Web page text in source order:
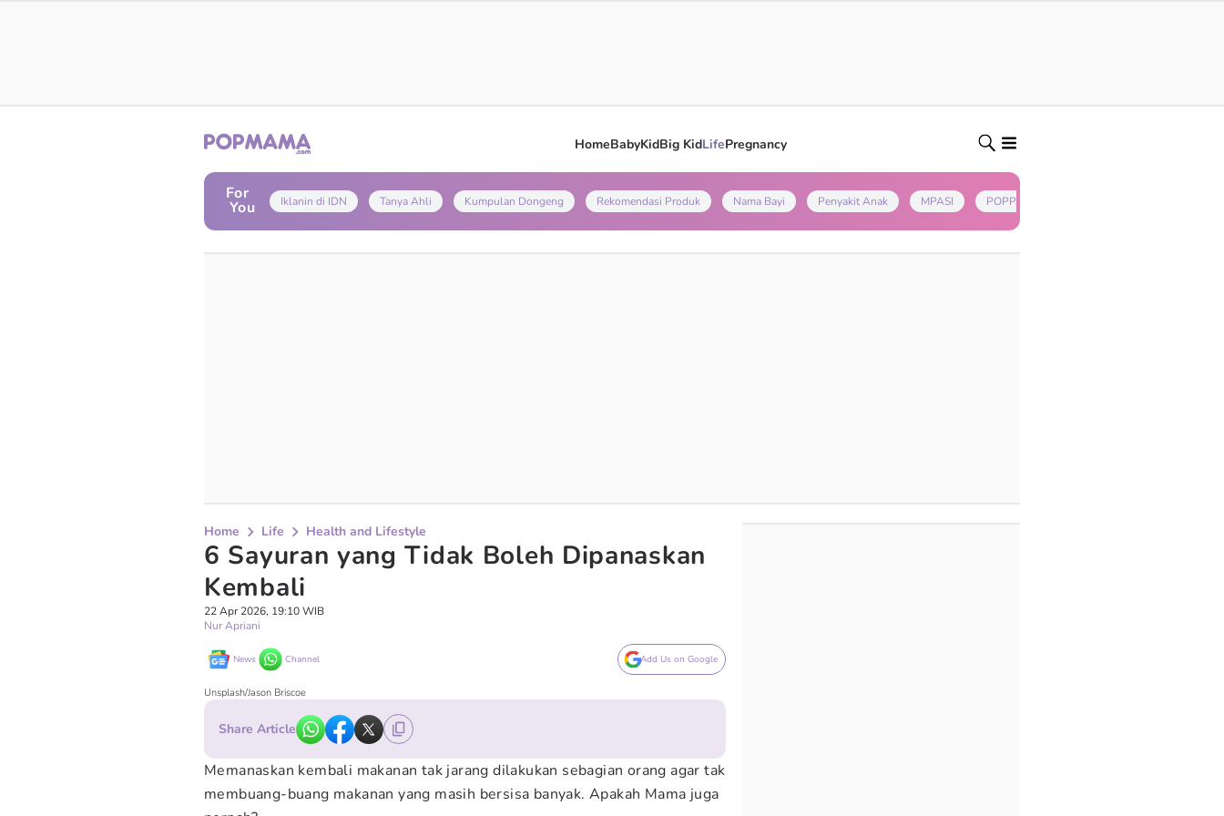
HomeBabyKidBig KidLifePregnancy
For
You Iklanin di IDN Tanya Ahli Kumpulan Dongeng Rekomendasi Produk Nama Bayi Penyakit Anak MPASI POPPAPA
Home Life Health and Lifestyle
6 Sayuran yang Tidak Boleh Dipanaskan
Kembali
22 Apr 2026, 19:10 WIB
Nur Apriani
News Channel Add Us on Google
Unsplash/Jason Briscoe
Share Article
Memanaskan kembali makanan tak jarang dilakukan sebagian orang agar tak
membuang-buang makanan yang masih bersisa banyak. Apakah Mama juga